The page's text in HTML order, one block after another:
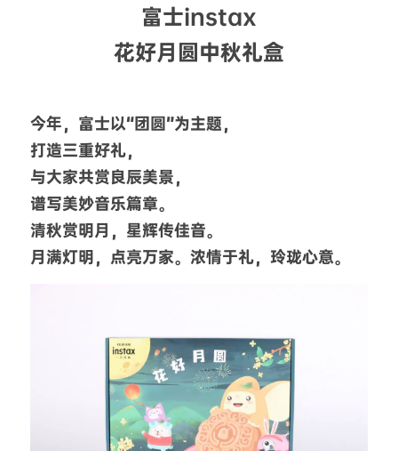
富士instax
花好月圆中秋礼盒
今年，富士以“团圆”为主题，
打造三重好礼，
与大家共赏良辰美景，
谱写美妙音乐篇章。
清秋赏明月，星辉传佳音。
月满灯明，点亮万家。浓情于礼，玲珑心意。